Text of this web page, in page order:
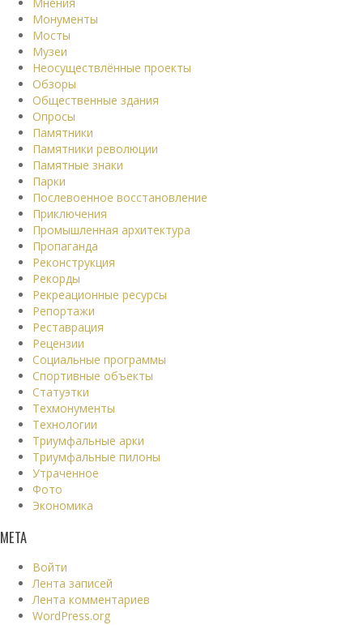
Монументы
Мосты
Музеи
Неосуществлённые проекты
Обзоры
Общественные здания
Опросы
Памятники
Памятники революции
Памятные знаки
Парки
Послевоенное восстановление
Приключения
Промышленная архитектура
Пропаганда
Реконструкция
Рекорды
Рекреационные ресурсы
Репортажи
Реставрация
Рецензии
Социальные программы
Спортивные объекты
Статуэтки
Техмонументы
Технологии
Триумфальные арки
Триумфальные пилоны
Утраченное
Фото
Экономика
МЕТА
Войти
Лента записей
Лента комментариев
WordPress.org